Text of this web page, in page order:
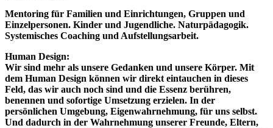
Mentoring für Familien und Einrichtungen, Gruppen und
Einzelpersonen. Kinder und Jugendliche. Naturpädagogik.
Systemisches Coaching und Aufstellungsarbeit.
Human Design:
Wir sind mehr als unsere Gedanken und unsere Körper. Mit
dem Human Design können wir direkt eintauchen in dieses
Feld, das wir auch noch sind und die Essenz berühren,
benennen und sofortige Umsetzung erzielen. In der
persönlichen Umgebung, Eigenwahrnehmung, für uns selbst.
Und dadurch in der Wahrnehmung unserer Freunde, Eltern,